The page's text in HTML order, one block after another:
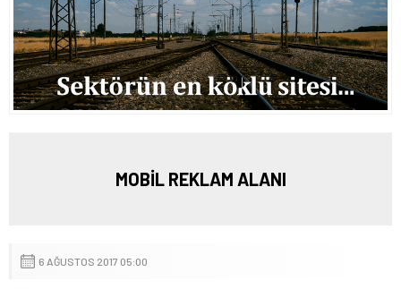
MOBİL REKLAM ALANI
6 AĞUSTOS 2017 05:00